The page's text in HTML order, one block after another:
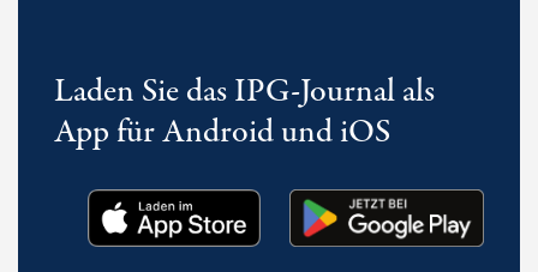
Laden Sie das IPG-Journal als
App für Android und iOS